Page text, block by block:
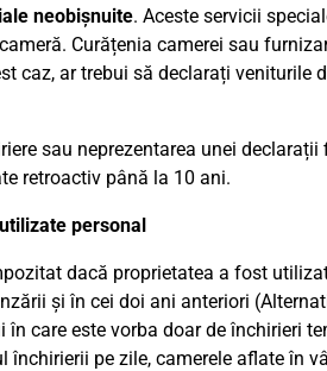
neobișnuite. Aceste servicii
Curățenia camerei sau
caz, ar trebui să declarați veniturile
sau neprezentarea unei
retroactiv până la 10 ani.
personal
dacă proprietatea a fost
și în cei doi ani anteriori
care este vorba doar de închirieri
închirierii pe zile, camerele aflate în